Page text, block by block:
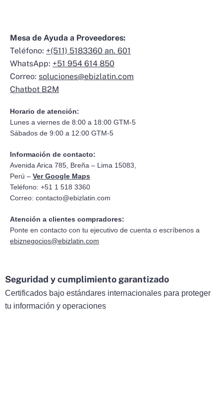
Mesa de Ayuda a Proveedores:
Teléfono: +(511) 5183360 an. 601
WhatsApp: +51 954 614 850
Correo: soluciones@ebizlatin.com
Chatbot B2M
Horario de atención:
Lunes a viernes de 8:00 a 18:00 GTM-5
Sábados de 9:00 a 12:00 GTM-5
Información de contacto:
Avenida Arica 785, Breña – Lima 15083,
Perú – Ver Google Maps
Teléfono: +51 1 518 3360
Correo: contacto@ebizlatin.com
Atención a clientes compradores:
Ponte en contacto con tu ejecutivo de cuenta o escríbenos a
ebiznegocios@ebizlatin.com
Seguridad y cumplimiento garantizado
Certificados bajo estándares internacionales para proteger
tu información y operaciones